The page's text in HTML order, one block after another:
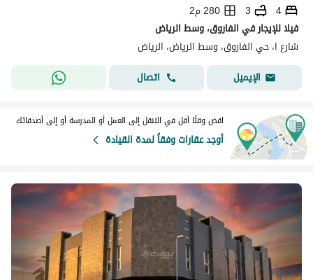
4
3
280 م2
فيلا للإيجار في الفاروق، وسط الرياض
شارع ا، حي الفاروق، وسط الرياض، الرياض
الإيميل
اتصال
اقض وقتًا أقل في التنقل إلى العمل أو المدرسة أو إلى أصدقائك
أوجد عقارات وفقاً لمدة القيادة